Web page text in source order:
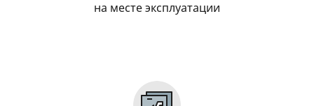
на месте эксплуатации